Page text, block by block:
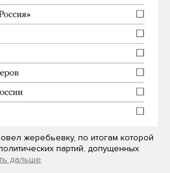
жеребьевку, по итогам которой
партий, допущенных
дальше